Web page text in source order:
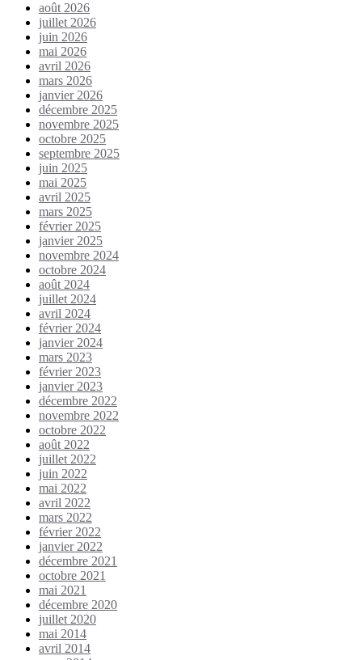
août 2026
juillet 2026
juin 2026
mai 2026
avril 2026
mars 2026
janvier 2026
décembre 2025
novembre 2025
octobre 2025
septembre 2025
juin 2025
mai 2025
avril 2025
mars 2025
février 2025
janvier 2025
novembre 2024
octobre 2024
août 2024
juillet 2024
avril 2024
février 2024
janvier 2024
mars 2023
février 2023
janvier 2023
décembre 2022
novembre 2022
octobre 2022
août 2022
juillet 2022
juin 2022
mai 2022
avril 2022
mars 2022
février 2022
janvier 2022
décembre 2021
octobre 2021
mai 2021
décembre 2020
juillet 2020
mai 2014
avril 2014